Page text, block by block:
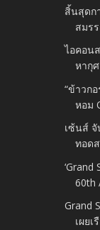
สิ้นสุดก
สมร
ไอคอน
หากุ
“ข้าวก
หอม
เซ้นส์ จั
ทอด
60th
Grand
เผยเ